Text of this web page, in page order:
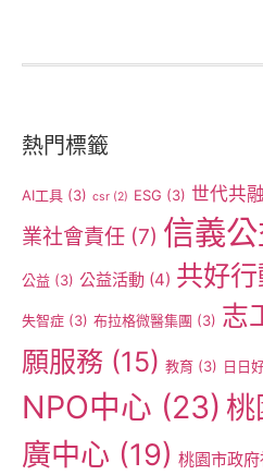
熱門標籤
AI工具 (3) csr (2) ESG (3) 世代共融
業社會責任 (7) 信義
公益 (3) 公益活動 (4) 共好
失智症 (3) 布拉格微醫集團 (3) 志
願服務 (15) 教育 (3) 日日
NPO中心 (23)
廣中心 (19) 桃園市政